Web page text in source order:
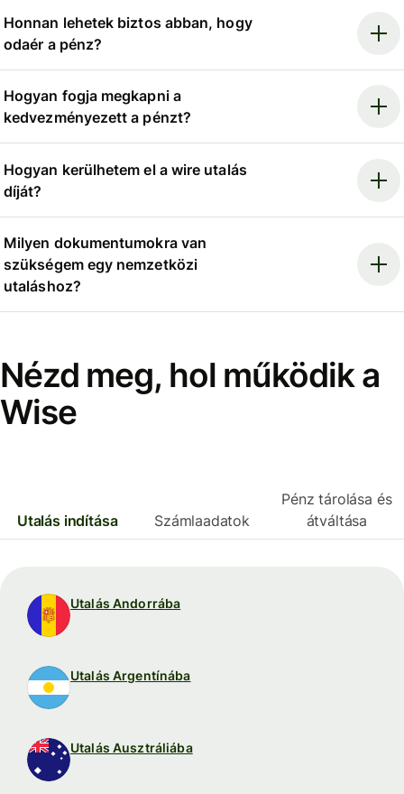
Honnan lehetek biztos abban, hogy
odaér a pénz?
Hogyan fogja megkapni a
kedvezményezett a pénzt?
Hogyan kerülhetem el a wire utalás
díját?
Milyen dokumentumokra van
szükségem egy nemzetközi
utaláshoz?
Nézd meg, hol működik a
Wise
Utalás indítása Számlaadatok
Pénz tárolása és
átváltása
Utalás Andorrába
Utalás Argentínába
Utalás Ausztráliába